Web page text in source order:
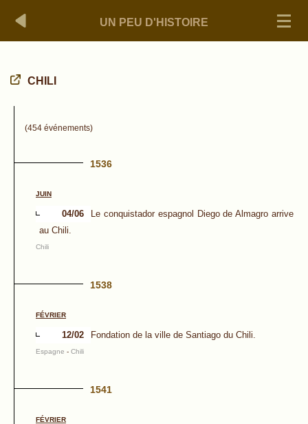
UN PEU D'HISTOIRE
CHILI
(454 événements)
1536
JUIN
04/06
Le conquistador espagnol Diego de Almagro arrive
au Chili.
Chili
1538
FÉVRIER
12/02 Fondation de la ville de Santiago du Chili.
Espagne - Chili
1541
FÉVRIER